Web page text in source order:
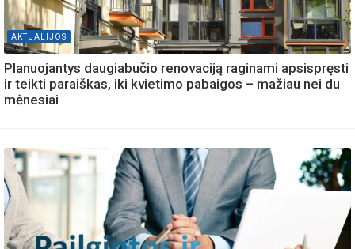
AKTUALIJOS
Planuojantys daugiabučio renovaciją raginami apsispręsti
ir teikti paraiškas, iki kvietimo pabaigos – mažiau nei du
mėnesiai